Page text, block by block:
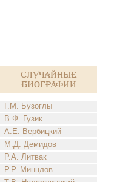
Случайные
биографии
Г.М. Бузоглы
В.Ф. Гузик
А.Е. Вербицкий
М.Д. Демидов
Р.А. Литвак
Р.Р. Минцлов